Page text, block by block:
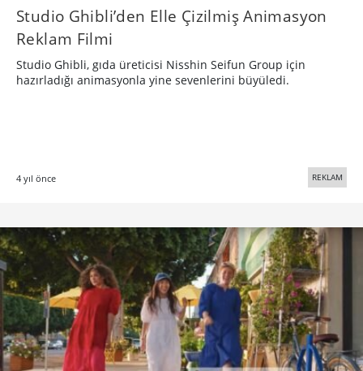
Studio Ghibli’den Elle Çizilmiş Animasyon
Reklam Filmi
Studio Ghibli, gıda üreticisi Nisshin Seifun Group için
hazırladığı animasyonla yine sevenlerini büyüledi.
4 yıl önce REKLAM